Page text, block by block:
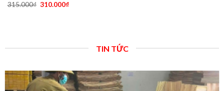
315.000₫ 310.000₫
TIN TỨC